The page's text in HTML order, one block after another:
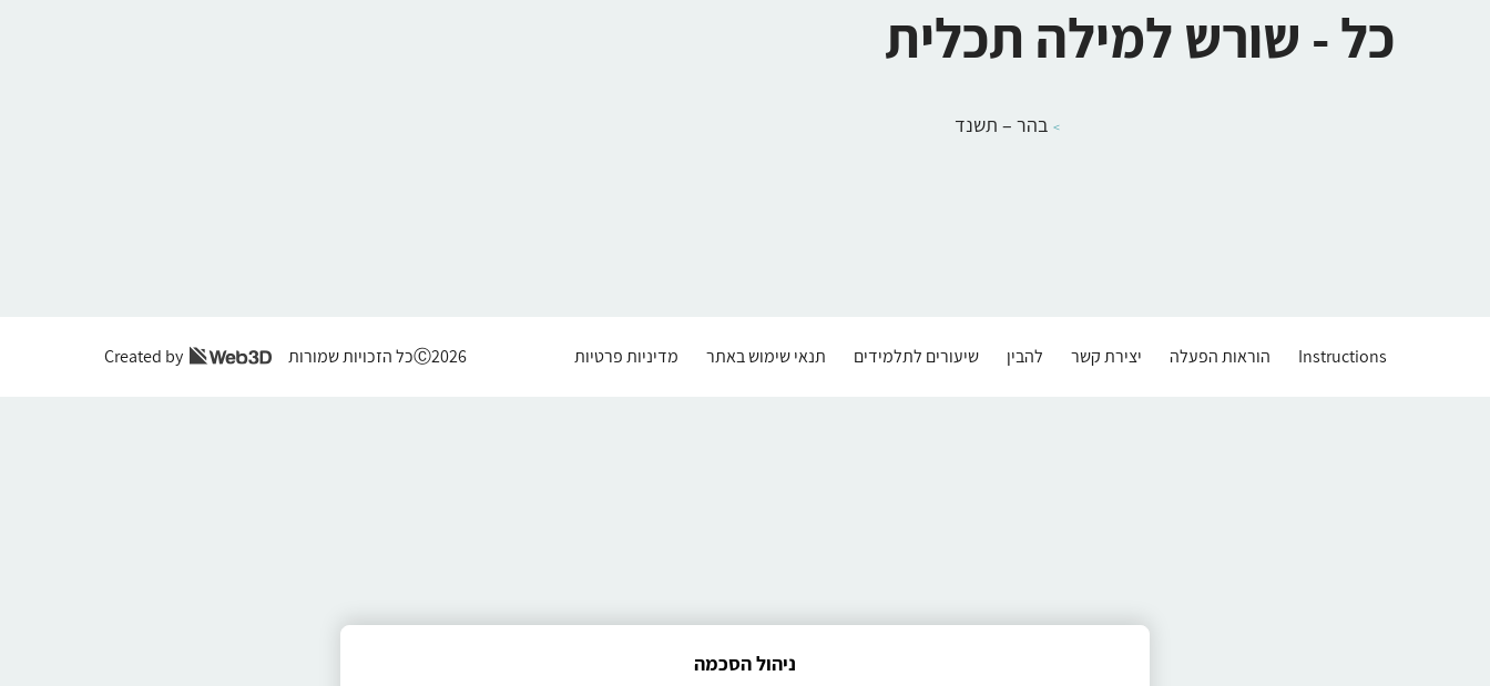
כל - שורש למילה תכלית
בהר – תשנד
Instructions הוראות הפעלה יצירת קשר להבין שיעורים לתלמידים תנאי שימוש באתר מדיניות פרטיות Ⓒ2026כל הזכויות שמורות Created by
ניהול הסכמה